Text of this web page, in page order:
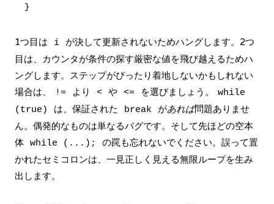
1つ目は i
が決して更新されないためハングします。2つ
目は、カウンタが条件の探す厳密な値を飛び越えるためハ
ングします。ステップがぴったり着地しないかもしれない
場合は、
!= より < や <= を選びましょう。
while
(true)
は、保証された break があれば問題ありませ
ん。偶発的なものは単なるバグです。そして先ほどの空本
体 while (...);
の罠も忘れないでください。誤って置
かれたセミコロンは、一見正しく見える無限ループを生み
出します。